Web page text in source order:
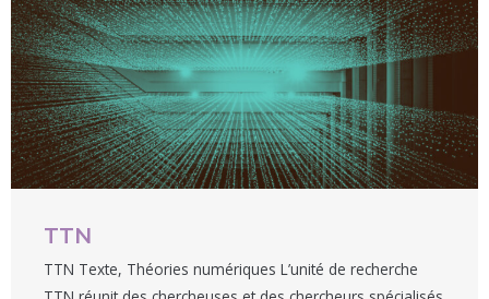
TTN
TTN Texte, Théories numériques L’unité de recherche